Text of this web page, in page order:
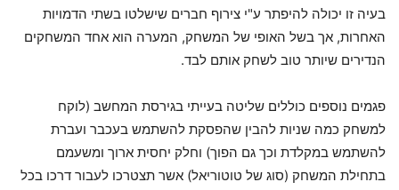
בעיה זו יכולה להיפתר ע"י צירוף חברים שישלטו בשתי הדמויות
האחרות, אך בשל האופי של המשחק, המערה הוא אחד המשחקים
הנדירים שיותר טוב לשחק אותם לבד.
פגמים נוספים כוללים שליטה בעייתי בגירסת המחשב (לוקח
למשחק כמה שניות להבין שהפסקת להשתמש בעכבר ועברת
להשתמש במקלדת וכך גם הפוך) וחלק יחסית ארוך ומשעמם
בתחילת המשחק (סוג של טוטוריאל) אשר תצטרכו לעבור דרכו בכל